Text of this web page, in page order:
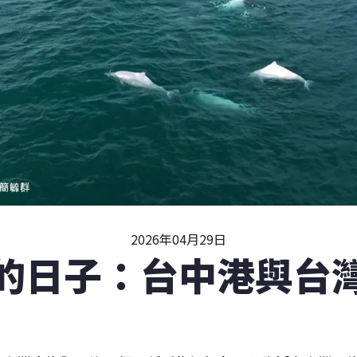
2026年04月29日
日子：台中港與台